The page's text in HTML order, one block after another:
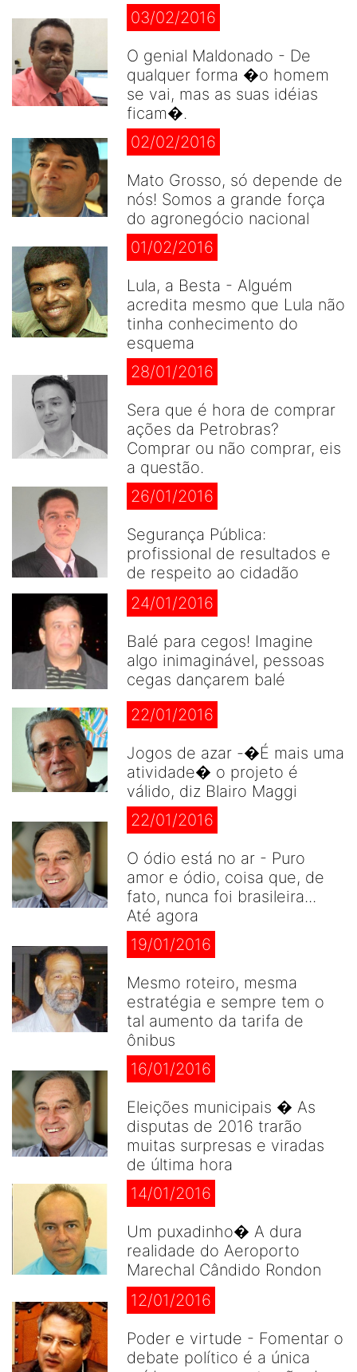
03/02/2016
O genial Maldonado - De
qualquer forma �o homem
se vai, mas as suas idéias
ficam�.
02/02/2016
Mato Grosso, só depende de
nós! Somos a grande força
do agronegócio nacional
01/02/2016
Lula, a Besta - Alguém
acredita mesmo que Lula não
tinha conhecimento do
esquema
28/01/2016
Sera que é hora de comprar
ações da Petrobras?
Comprar ou não comprar, eis
a questão.
26/01/2016
Segurança Pública:
profissional de resultados e
de respeito ao cidadão
24/01/2016
Balé para cegos! Imagine
algo inimaginável, pessoas
cegas dançarem balé
22/01/2016
Jogos de azar -�É mais uma
atividade� o projeto é
válido, diz Blairo Maggi
22/01/2016
O ódio está no ar - Puro
amor e ódio, coisa que, de
fato, nunca foi brasileira...
Até agora
19/01/2016
Mesmo roteiro, mesma
estratégia e sempre tem o
tal aumento da tarifa de
ônibus
16/01/2016
Eleições municipais � As
disputas de 2016 trarão
muitas surpresas e viradas
de última hora
14/01/2016
Um puxadinho� A dura
realidade do Aeroporto
Marechal Cândido Rondon
12/01/2016
Poder e virtude - Fomentar o
debate político é a única